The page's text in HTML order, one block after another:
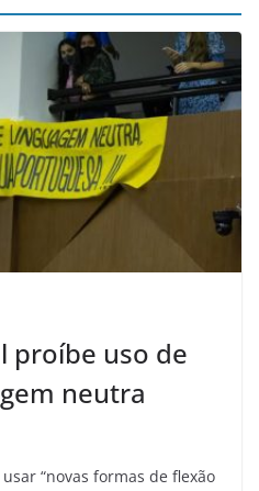
proíbe uso de
neutra
“novas formas de flexão